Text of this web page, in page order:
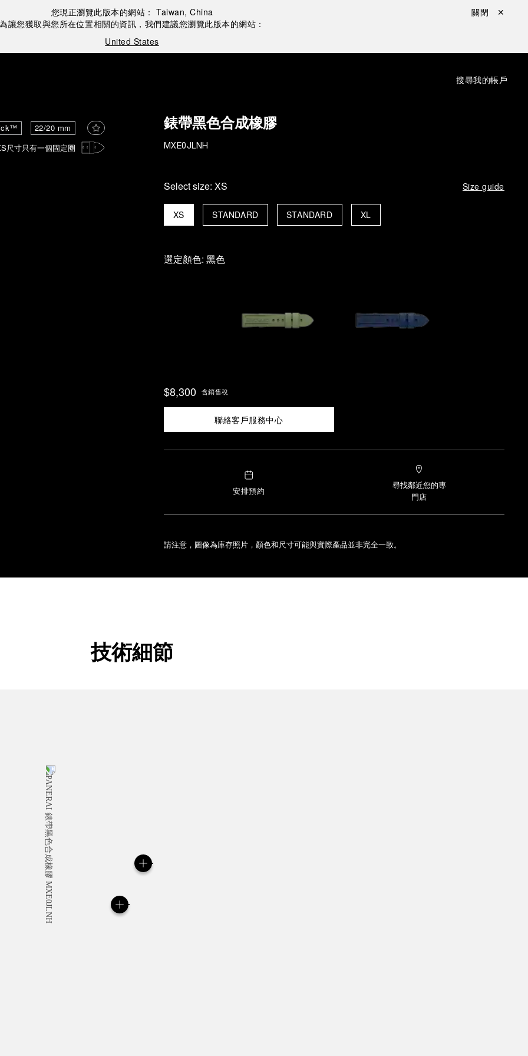
您現正瀏覽此版本的網站： Taiwan, China
為讓您獲取與您所在位置相關的資訊，我們建議您瀏覽此版本的網站：
United States
關閉 ✕
搜尋我的帳戶
22/20 mm
尺寸只有一個固定圈
錶帶黑色合成橡膠
MXE0JLNH
Select size: XS Size guide
XS STANDARD STANDARD XL
選定顏色: 黑色
$8,300 含銷售稅
聯絡客戶服務中心
安排預約
尋找鄰近您的專
門店
請注意，圖像為庫存照片，顏色和尺寸可能與實際產品並非完全一致。
技術細節